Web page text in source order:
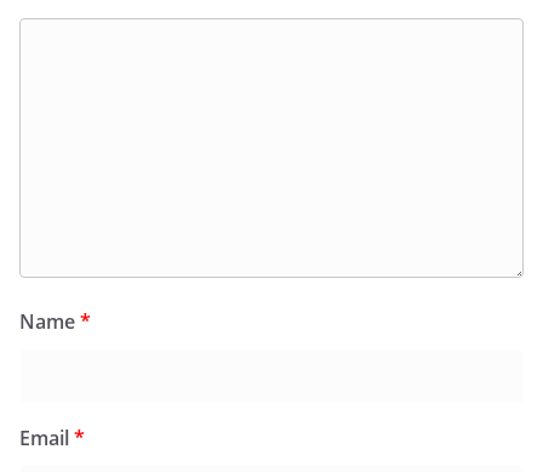
Name*
Email*